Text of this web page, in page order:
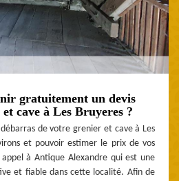
gratuitement un devis
cave à Les Bruyeres ?
de votre grenier et cave à Les
et pouvoir estimer le prix de vos
à Antique Alexandre qui est une
et fiable dans cette localité. Afin de